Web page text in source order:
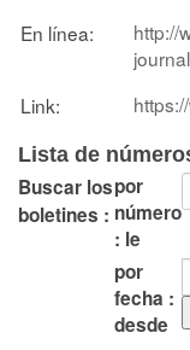
En línea:
http://
Link:
Lista de
Buscar los
boletines :
por
número
: le
por
fecha :
desde